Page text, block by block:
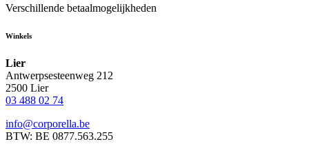
Verschillende betaalmogelijkheden
Winkels
Lier
Antwerpsesteenweg 212
2500 Lier
03 488 02 74
info@corporella.be
BTW: BE 0877.563.255